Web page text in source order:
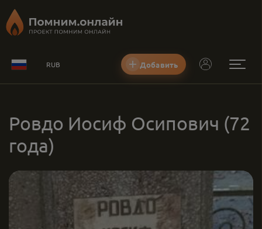
RUB Добавить
Ровдо Иосиф Осипович (72
года)